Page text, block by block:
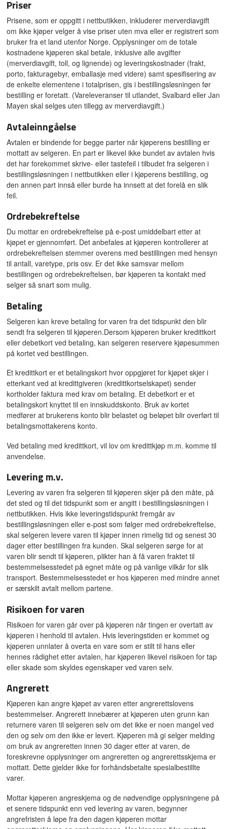
Priser
Prisene, som er oppgitt i nettbutikken, inkluderer merverdiavgift
om ikke kjøper velger å vise priser uten mva eller er registrert som
bruker fra et land utenfor Norge. Opplysninger om de totale
kostnadene kjøperen skal betale, inklusive alle avgifter
(merverdiavgift, toll, og lignende) og leveringskostnader (frakt,
porto, fakturagebyr, emballasje med videre) samt spesifisering av
de enkelte elementene i totalprisen, gis i bestillingsløsningen før
bestilling er foretatt. (Vareleveranser til utlandet, Svalbard eller Jan
Mayen skal selges uten tillegg av merverdiavgift.)
Avtaleinngåelse
Avtalen er bindende for begge parter når kjøperens bestilling er
mottatt av selgeren. En part er likevel ikke bundet av avtalen hvis
det har forekommet skrive- eller tastefeil i tilbudet fra selgeren i
bestillingsløsningen i nettbutikken eller i kjøperens bestilling, og
den annen part innså eller burde ha innsett at det forelå en slik
feil.
Ordrebekreftelse
Du mottar en ordrebekreftelse på e-post umiddelbart etter at
kjøpet er gjennomført. Det anbefales at kjøperen kontrollerer at
ordrebekreftelsen stemmer overens med bestillingen med hensyn
til antall, varetype, pris osv. Er det ikke samsvar mellom
bestillingen og ordrebekreftelsen, bør kjøperen ta kontakt med
selger så snart som mulig.
Betaling
Selgeren kan kreve betaling for varen fra det tidspunkt den blir
sendt fra selgeren til kjøperen.Dersom kjøperen bruker kredittkort
eller debetkort ved betaling, kan selgeren reservere kjøpesummen
på kortet ved bestillingen.
Et kredittkort er et betalingskort hvor oppgjøret for kjøpet skjer i
etterkant ved at kredittgiveren (kredittkortselskapet) sender
kortholder faktura med krav om betaling. Et debetkort er et
betalingskort knyttet til en innskuddskonto. Bruk av kortet
medfører at brukerens konto blir belastet og beløpet blir overført til
betalingsmottakerens konto.
Ved betaling med kredittkort, vil lov om kredittkjøp m.m. komme til
anvendelse.
Levering m.v.
Levering av varen fra selgeren til kjøperen skjer på den måte, på
det sted og til det tidspunkt som er angitt i bestillingsløsningen i
nettbutikken. Hvis ikke leveringstidspunkt fremgår av
bestillingsløsningen eller e-post som følger med ordrebekreftelse,
skal selgeren levere varen til kjøper innen rimelig tid og senest 30
dager etter bestillingen fra kunden. Skal selgeren sørge for at
varen blir sendt til kjøperen, plikter han å få varen fraktet til
bestemmelsesstedet på egnet måte og på vanlige vilkår for slik
transport. Bestemmelsesstedet er hos kjøperen med mindre annet
er særskilt avtalt mellom partene.
Risikoen for varen
Risikoen for varen går over på kjøperen når tingen er overtatt av
kjøperen i henhold til avtalen. Hvis leveringstiden er kommet og
kjøperen unnlater å overta en vare som er stilt til hans eller
hennes rådighet etter avtalen, har kjøperen likevel risikoen for tap
eller skade som skyldes egenskaper ved varen selv.
Angrerett
Kjøperen kan angre kjøpet av varen etter angrerettslovens
bestemmelser. Angrerett innebærer at kjøperen uten grunn kan
returnere varen til selgeren selv om det ikke er noen mangel ved
den og selv om den ikke er levert. Kjøperen må gi selger melding
om bruk av angreretten innen 30 dager etter at varen, de
foreskrevne opplysninger om angreretten og angrerettsskjema er
mottatt. Dette gjelder ikke for forhåndsbetalte spesialbestillte
varer.
Mottar kjøperen angreskjema og de nødvendige opplysningene på
et senere tidspunkt enn ved levering av varen, begynner
angrefristen å løpe fra den dagen kjøperen mottar